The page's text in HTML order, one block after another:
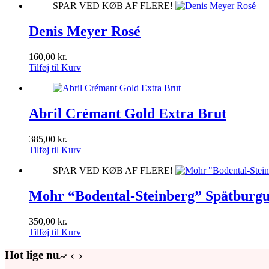
SPAR VED KØB AF FLERE!
Denis Meyer Rosé
160,00 kr.
Tilføj til Kurv
Abril Crémant Gold Extra Brut
385,00 kr.
Tilføj til Kurv
SPAR VED KØB AF FLERE!
Mohr “Bodental-Steinberg”
350,00 kr.
Tilføj til Kurv
Hot lige nu